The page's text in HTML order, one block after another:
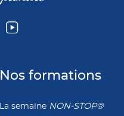
Nos formations
La semaine NON-STOP®